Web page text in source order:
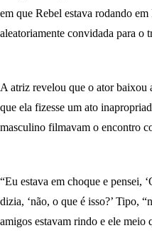
em que Rebel estava rodando
aleatoriamente convidada para o
A atriz revelou que o ator baixou
que ela fizesse um ato
masculino filmavam o encontro
“Eu estava em choque e pensei,
dizia, ‘não, o que é isso?’ Tipo,
amigos estavam rindo e ele meio